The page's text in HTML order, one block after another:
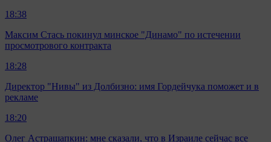
18:38
Максим Стась покинул минское "Динамо" по истечении
просмотрового контракта
18:28
Директор "Нивы" из Долбизно: имя Гордейчука поможет и в
рекламе
18:20
Олег Астрашапкин: мне сказали, что в Израиле сейчас все